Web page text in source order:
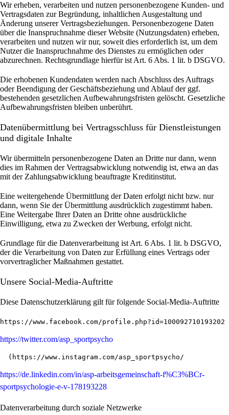
Wir erheben, verarbeiten und nutzen personenbezogene Kunden- und
Vertragsdaten zur Begründung, inhaltlichen Ausgestaltung und
Änderung unserer Vertragsbeziehungen. Personenbezogene Daten
über die Inanspruchnahme dieser Website (Nutzungsdaten) erheben,
verarbeiten und nutzen wir nur, soweit dies erforderlich ist, um dem
Nutzer die Inanspruchnahme des Dienstes zu ermöglichen oder
abzurechnen. Rechtsgrundlage hierfür ist Art. 6 Abs. 1 lit. b DSGVO.
Die erhobenen Kundendaten werden nach Abschluss des Auftrags
oder Beendigung der Geschäftsbeziehung und Ablauf der ggf.
bestehenden gesetzlichen Aufbewahrungsfristen gelöscht. Gesetzliche
Aufbewahrungsfristen bleiben unberührt.
Daten­übermittlung bei Vertragsschluss für Dienstleistungen
und digitale Inhalte
Wir übermitteln personenbezogene Daten an Dritte nur dann, wenn
dies im Rahmen der Vertragsabwicklung notwendig ist, etwa an das
mit der Zahlungsabwicklung beauftragte Kreditinstitut.
Eine weitergehende Übermittlung der Daten erfolgt nicht bzw. nur
dann, wenn Sie der Übermittlung ausdrücklich zugestimmt haben.
Eine Weitergabe Ihrer Daten an Dritte ohne ausdrückliche
Einwilligung, etwa zu Zwecken der Werbung, erfolgt nicht.
Grundlage für die Datenverarbeitung ist Art. 6 Abs. 1 lit. b DSGVO,
der die Verarbeitung von Daten zur Erfüllung eines Vertrags oder
vorvertraglicher Maßnahmen gestattet.
Unsere Social-Media-Auftritte
Diese Datenschutzerklärung gilt für folgende Social-Media-Auftritte
https://www.facebook.com/profile.php?id=100092710193202
https://twitter.com/asp_sportpsycho
  (
https://www.instagram.com/asp_sportpsycho/
https://de.linkedin.com/in/asp-arbeitsgemeinschaft-f%C3%BCr-
sportpsychologie-e-v-178193228
Datenverarbeitung durch soziale Netzwerke